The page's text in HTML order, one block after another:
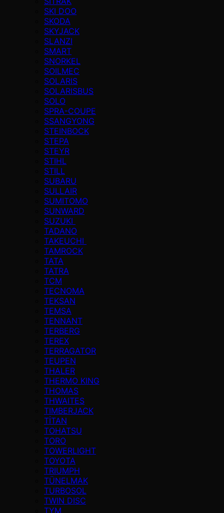
SKI DOO
SKODA
SKYJACK
SLANZI
SMART
SNORKEL
SOILMEC
SOLARIS
SOLARISBUS
SOLO
SPRA-COUPE
SSANGYONG
STEINBOCK
STEPA
STEYR
STIHL
STILL
SUBARU
SULLAIR
SUMITOMO
SUNWARD
SUZUKI
TADANO
TAKEUCHI
TAMROCK
TATA
TATRA
TCM
TECNOMA
TEKSAN
TEMSA
TENNANT
TERBERG
TEREX
TERRAGATOR
TEUPEN
THALER
THERMO KING
THOMAS
THWAITES
TIMBERJACK
TİTAN
TOHATSU
TORO
TOWERLIGHT
TOYOTA
TRIUMPH
TÜNELMAK
TURBOSOL
TWIN DISC
TYM